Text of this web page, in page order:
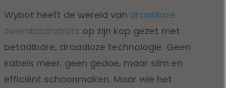
Wybot heeft de wereld van draadloze
zwembadrobots op zijn kop gezet met
betaalbare, draadloze technologie. Geen
kabels meer, geen gedoe, maar slim en
efficiënt schoonmaken. Maar wie het